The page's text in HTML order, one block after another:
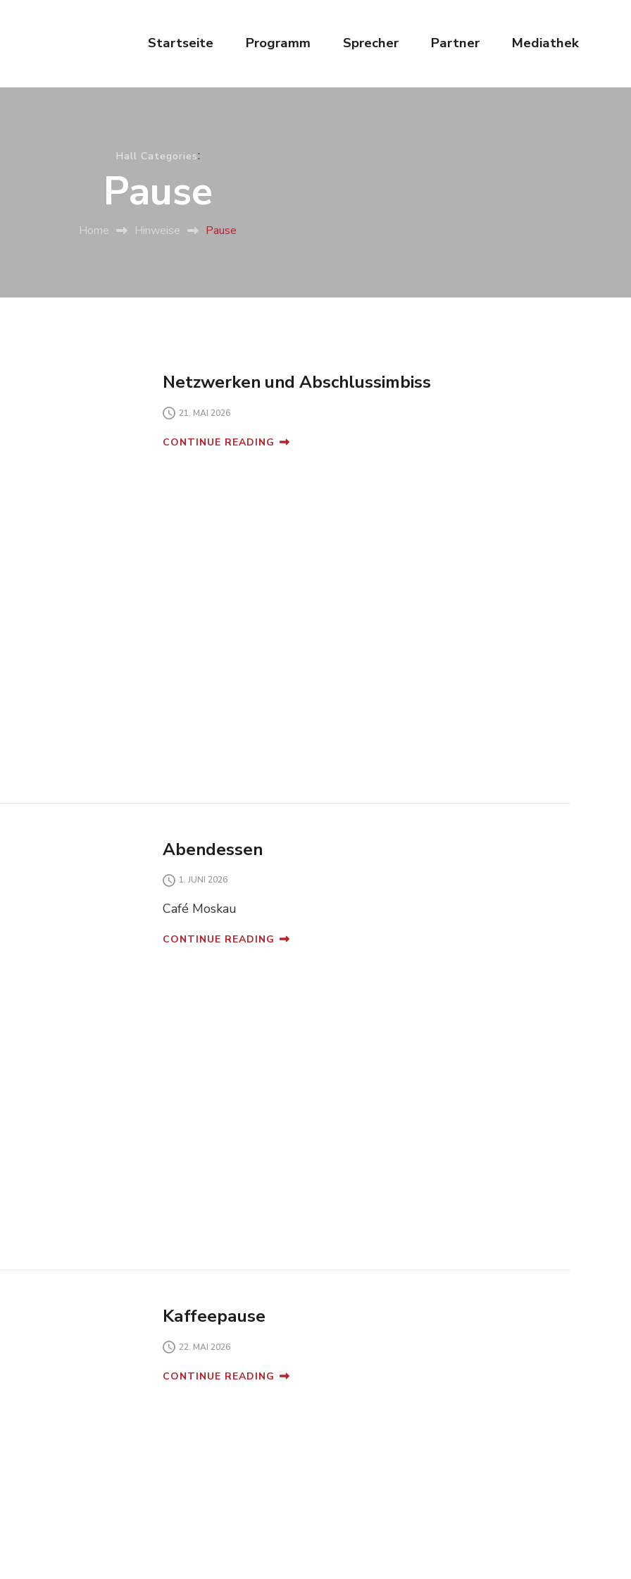
Startseite Programm Sprecher Partner Mediathek
Hall Categories:
Pause
Home Hinweise Pause
Netzwerken und Abschlussimbiss
21. MAI 2026
CONTINUE READING
Abendessen
1. JUNI 2026
Café Moskau
CONTINUE READING
Kaffeepause
22. MAI 2026
CONTINUE READING